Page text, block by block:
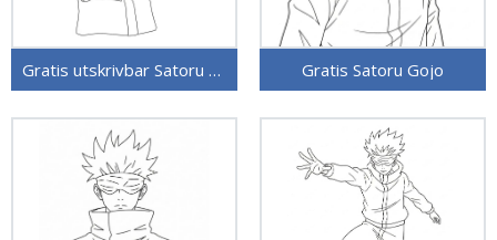
Gratis utskrivbar Satoru Gojo Gratis Satoru Gojo